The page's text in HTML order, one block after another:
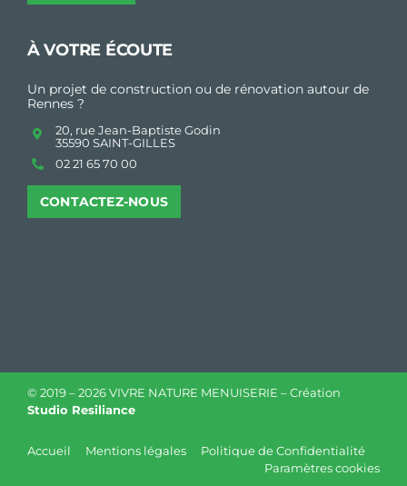
À VOTRE ÉCOUTE
Un projet de construction ou de rénovation autour de
Rennes ?
20, rue Jean-Baptiste Godin
35590 SAINT-GILLES
02 21 65 70 00
CONTACTEZ-NOUS
© 2019 –2026 VIVRE NATURE MENUISERIE – Création
Studio Resiliance
Accueil Mentions légales
Politique de Confidentialité
Paramètres cookies